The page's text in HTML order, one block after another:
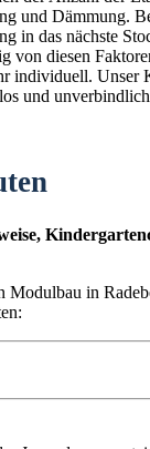
und Dämmung.
in das nächste
von diesen
individuell. Unser
und
Modulbau in